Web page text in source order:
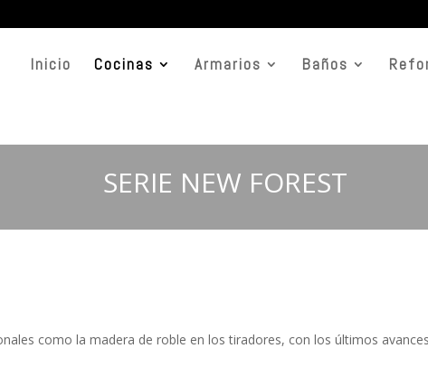
Inicio Cocinas Armarios Baños
SERIE NEW FOREST
como la madera de roble en los tiradores, con los últimos